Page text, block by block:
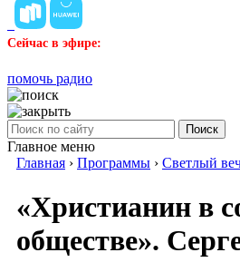
Сейчас в эфире:
помочь радио
Поиск
Главное меню
Главная › Программы › Светлый
«Христианин в
обществе».